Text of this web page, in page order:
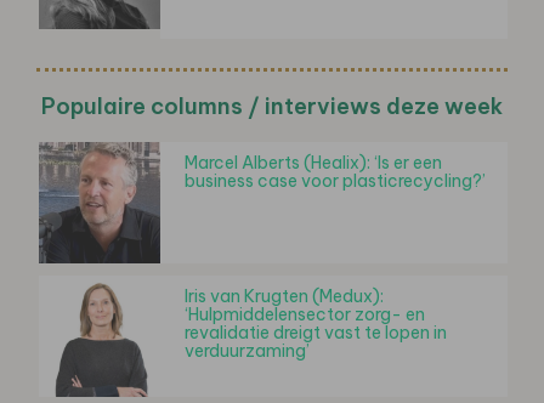
Populaire columns / interviews deze week
Marcel Alberts (Healix): ‘Is er een
business case voor plasticrecycling?’
Iris van Krugten (Medux):
‘Hulpmiddelensector zorg- en
revalidatie dreigt vast te lopen in
verduurzaming’